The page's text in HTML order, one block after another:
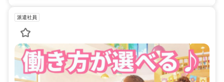
派遣社員